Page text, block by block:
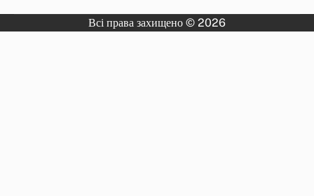
Всі права захищено © 2026